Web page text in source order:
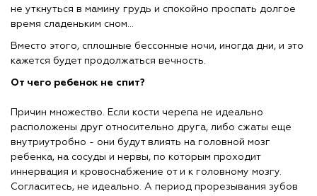
не уткнуться в мамину грудь и спокойно проспать долгое
время сладеньким сном...
Вместо этого, сплошные бессонные ночи, иногда дни, и это
кажется будет продолжаться вечность.
От чего ребенок не спит?
Причин множество. Если кости черепа не идеально
расположены друг относительно друга, либо сжаты еще
внутриутробно - они будут влиять на головной мозг
ребенка, на сосуды и нервы, по которым проходит
иннервация и кровоснабжение от и к головному мозгу.
Согласитесь, не идеально. А период прорезывания зубов